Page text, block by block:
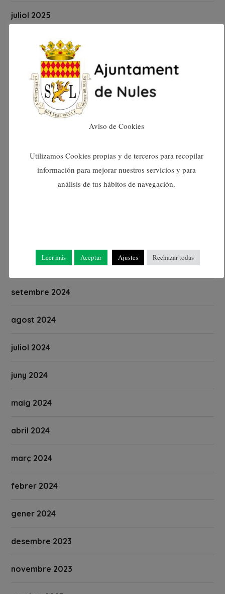
juliol 2025
juny 2025
maig 2025
abril 2025
febrer 2025
octubre 2024
setembre 2024
agost 2024
juliol 2024
juny 2024
maig 2024
abril 2024
març 2024
febrer 2024
gener 2024
desembre 2023
novembre 2023
Aviso de Cookies
Utilizamos Cookies propias y de terceros para recopilar
información para mejorar nuestros servicios y para
análisis de tus hábitos de navegación.
Leer más Aceptar Ajustes Rechazar todas